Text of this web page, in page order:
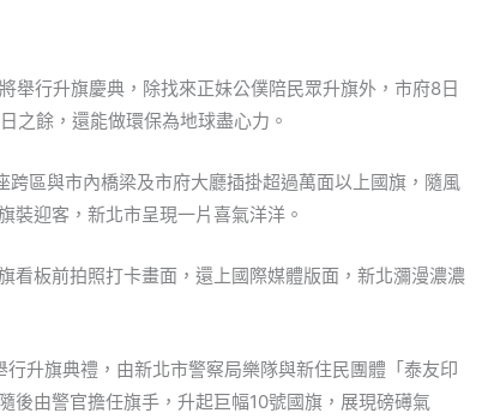
舉行升旗慶典，除找來正妹公僕陪民眾升旗外，市府8日
之餘，還能做環保為地球盡心力。
區與市內橋梁及市府大廳插掛超過萬面以上國旗，隨風
裝迎客，新北市呈現一片喜氣洋洋。
看板前拍照打卡畫面，還上國際媒體版面，新北瀰漫濃濃
升旗典禮，由新北市警察局樂隊與新住民團體「泰友印
後由警官擔任旗手，升起巨幅10號國旗，展現磅礡氣